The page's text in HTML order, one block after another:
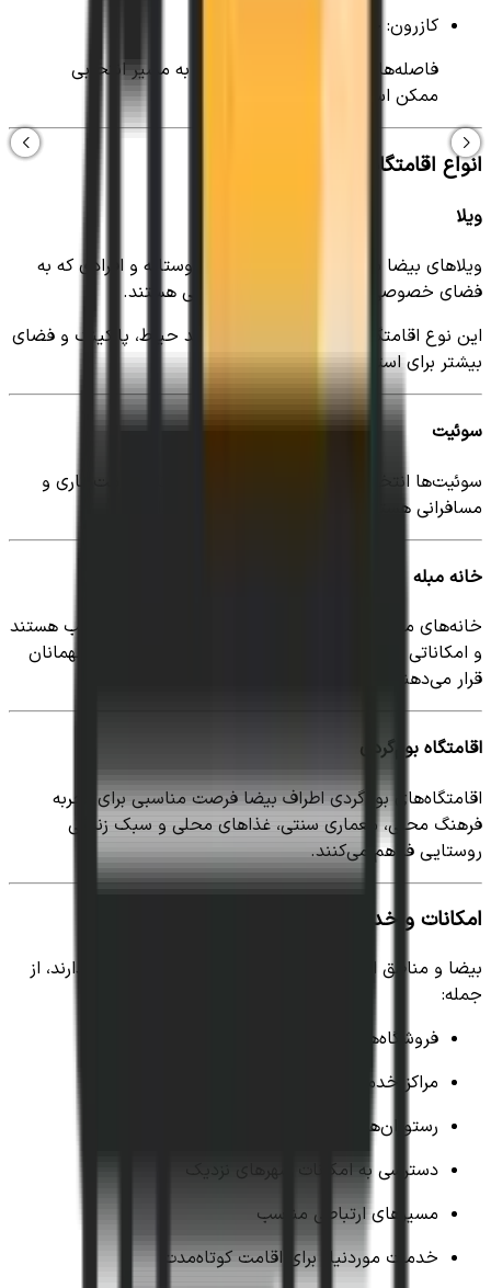
کازرون: حدود ۱۵۰ کیلومتر
فاصله‌ها تقریبی هستند و با توجه به مسیر انتخابی
ممکن است تغییر کنند.
انواع اقامتگاه در بیضا
ویلا
ویلاهای بیضا برای خانواده‌ها، گروه‌های دوستانه و افرادی که به
فضای خصوصی علاقه دارند، گزینه مناسبی هستند.
این نوع اقامتگاه‌ها معمولاً امکاناتی مانند حیاط، پارکینگ و فضای
بیشتر برای استراحت دارند.
سوئیت
سوئیت‌ها انتخابی اقتصادی برای سفرهای کوتاه، اقامت کاری و
مسافرانی هستند که به امکانات ضروری نیاز دارند.
خانه مبله
خانه‌های مبله بیضا برای اقامت چندروزه خانواده‌ها مناسب هستند
و امکاناتی مانند آشپزخانه و فضای راحت‌تری در اختیار مهمانان
قرار می‌دهند.
اقامتگاه بوم‌گردی
اقامتگاه‌های بوم‌گردی اطراف بیضا فرصت مناسبی برای تجربه
فرهنگ محلی، معماری سنتی، غذاهای محلی و سبک زندگی
روستایی فراهم می‌کنند.
امکانات و خدمات منطقه
بیضا و مناطق اطراف آن امکانات مناسبی برای مسافران دارند، از
جمله:
فروشگاه‌های محلی
مراکز خدماتی روزمره
رستوران‌ها و غذاخوری‌ها
دسترسی به امکانات شهرهای نزدیک
مسیرهای ارتباطی مناسب
خدمات موردنیاز برای اقامت کوتاه‌مدت